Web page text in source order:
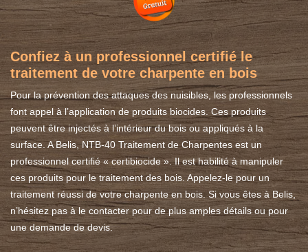
Confiez à un professionnel certifié le
traitement de votre charpente en bois
Pour la prévention des attaques des nuisibles, les professionnels
font appel à l’application de produits biocides. Ces produits
peuvent être injectés à l’intérieur du bois ou appliqués à la
surface. A Belis, NTB-40 Traitement de Charpentes est un
professionnel certifié « certibiocide ». Il est habilité à manipuler
ces produits pour le traitement des bois. Appelez-le pour un
traitement réussi de votre charpente en bois. Si vous êtes à Belis,
n’hésitez pas à le contacter pour de plus amples détails ou pour
une demande de devis.